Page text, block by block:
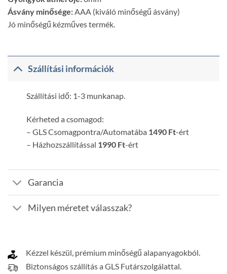
Ásvány minősége: AAA (kiváló minőségű ásvány)
Jó minőségű kézműves termék.
Szállítási információk
Szállítási idő: 1-3 munkanap.
Kérheted a csomagod:
– GLS Csomagpontra/Automatába 1490 Ft-ért
– Házhozszállítással 1990 Ft-ért
Garancia
Milyen méretet válasszak?
Kézzel készül, prémium minőségű alapanyagokból.
Biztonságos szállítás a GLS Futárszolgálattal.